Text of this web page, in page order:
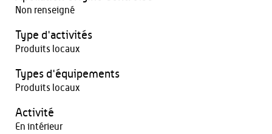
Non renseigné
Type d'activités
Produits locaux
Types d'équipements
Produits locaux
Activité
En intérieur